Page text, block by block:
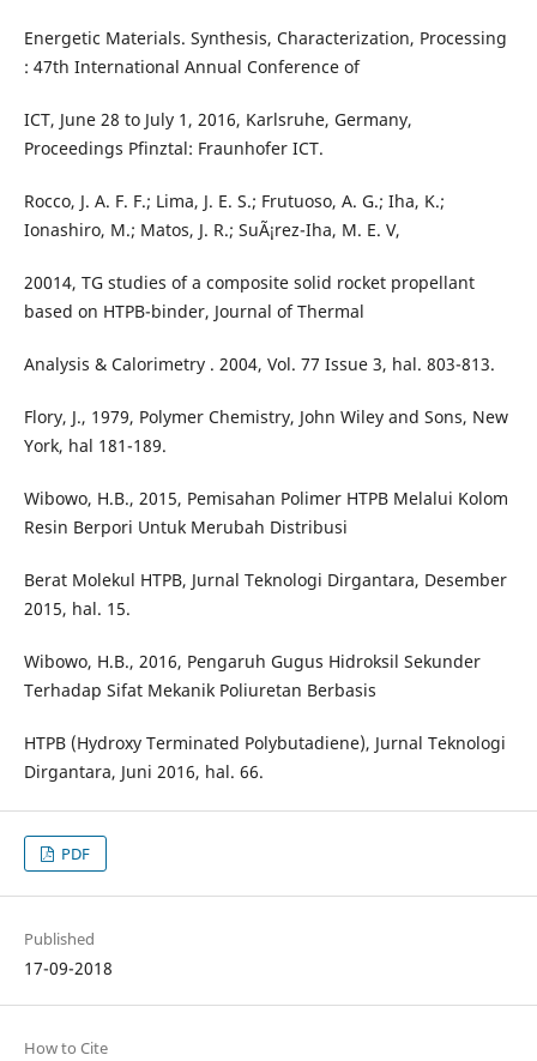
Energetic Materials. Synthesis, Characterization, Processing
: 47th International Annual Conference of
ICT, June 28 to July 1, 2016, Karlsruhe, Germany,
Proceedings Pfinztal: Fraunhofer ICT.
Rocco, J. A. F. F.; Lima, J. E. S.; Frutuoso, A. G.; Iha, K.;
Ionashiro, M.; Matos, J. R.; SuÃ¡rez-Iha, M. E. V,
20014, TG studies of a composite solid rocket propellant
based on HTPB-binder, Journal of Thermal
Analysis & Calorimetry . 2004, Vol. 77 Issue 3, hal. 803-813.
Flory, J., 1979, Polymer Chemistry, John Wiley and Sons, New
York, hal 181-189.
Wibowo, H.B., 2015, Pemisahan Polimer HTPB Melalui Kolom
Resin Berpori Untuk Merubah Distribusi
Berat Molekul HTPB, Jurnal Teknologi Dirgantara, Desember
2015, hal. 15.
Wibowo, H.B., 2016, Pengaruh Gugus Hidroksil Sekunder
Terhadap Sifat Mekanik Poliuretan Berbasis
HTPB (Hydroxy Terminated Polybutadiene), Jurnal Teknologi
Dirgantara, Juni 2016, hal. 66.
PDF
Published
17-09-2018
How to Cite